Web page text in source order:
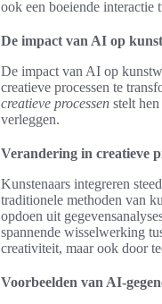
ook een boeiende interactie
De impact van AI op
De impact van AI op
creatieve processen te
creatieve processen stelt
verleggen.
Verandering in creatieve
Kunstenaars integreren
traditionele methoden van
opdoen uit
spannende wisselwerking
creativiteit, maar ook door
Voorbeelden van AI-